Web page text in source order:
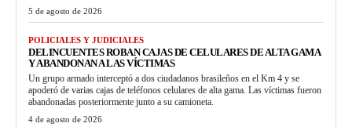
5 de agosto de 2026
POLICIALES Y JUDICIALES
DELINCUENTES ROBAN CAJAS DE CELULARES DE ALTA GAMA
Y ABANDONAN A LAS VÍCTIMAS
Un grupo armado interceptó a dos ciudadanos brasileños en el Km 4 y se
apoderó de varias cajas de teléfonos celulares de alta gama. Las víctimas fueron
abandonadas posteriormente junto a su camioneta.
4 de agosto de 2026